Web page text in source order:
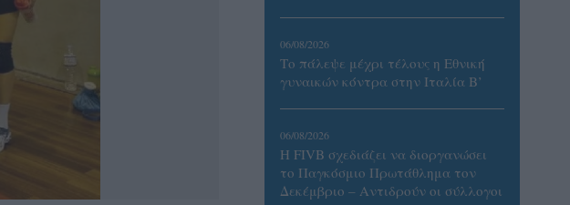
06/08/2026
Το πάλεψε μέχρι τέλους η Εθνική
γυναικών κόντρα στην Ιταλία Β’
06/08/2026
Η FIVB σχεδιάζει να διοργανώσει
το Παγκόσμιο Πρωτάθλημα τον
Δεκέμβριο – Αντιδρούν οι σύλλογοι